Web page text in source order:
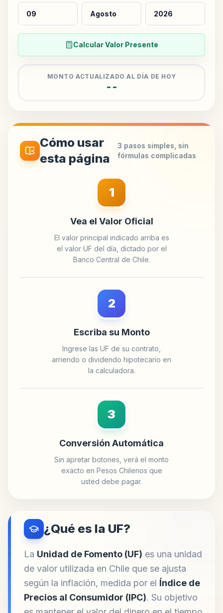
Calcular Valor Presente
MONTO ACTUALIZADO AL DÍA DE HOY
--
Cómo usar
esta página
3 pasos simples, sin
fórmulas complicadas
1
Vea el Valor Oficial
El valor principal indicado arriba es
el valor UF del día, dictado por el
Banco Central de Chile.
2
Escriba su Monto
Ingrese las UF de su contrato,
arriendo o dividendo hipotecario en
la calculadora.
3
Conversión Automática
Sin apretar botones, verá el monto
exacto en Pesos Chilenos que
usted debe pagar.
¿Qué es la UF?
La Unidad de Fomento (UF) es una unidad
de valor utilizada en Chile que se ajusta
según la inflación, medida por el Índice de
Precios al Consumidor (IPC). Su objetivo